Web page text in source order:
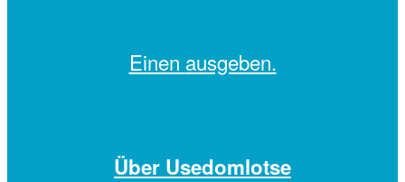
Einen ausgeben.
Über Usedomlotse